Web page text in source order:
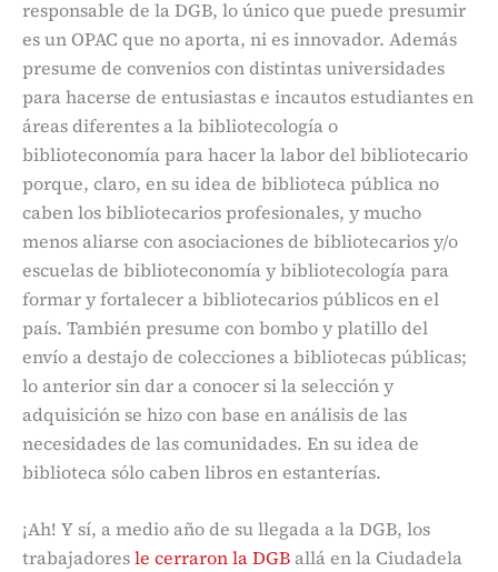
responsable de la DGB, lo único que puede presumir
es un OPAC que no aporta, ni es innovador. Además
presume de convenios con distintas universidades
para hacerse de entusiastas e incautos estudiantes en
áreas diferentes a la bibliotecología o
biblioteconomía para hacer la labor del bibliotecario
porque, claro, en su idea de biblioteca pública no
caben los bibliotecarios profesionales, y mucho
menos aliarse con asociaciones de bibliotecarios y/o
escuelas de biblioteconomía y bibliotecología para
formar y fortalecer a bibliotecarios públicos en el
país. También presume con bombo y platillo del
envío a destajo de colecciones a bibliotecas públicas;
lo anterior sin dar a conocer si la selección y
adquisición se hizo con base en análisis de las
necesidades de las comunidades. En su idea de
biblioteca sólo caben libros en estanterías.
¡Ah! Y sí, a medio año de su llegada a la DGB, los
trabajadoresle cerraron la DGB allá en la Ciudadela